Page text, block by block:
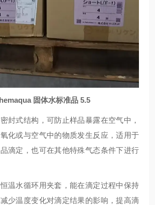
固体水标准品 5.5
封式结构，可防止样品暴露在空气中，
化或与空气中的物质发生反应，适用于
滴定，也可在其他特殊气态条件下进行
温水循环用夹套，能在滴定过程中保持
少温度变化对滴定结果的影响，提高滴